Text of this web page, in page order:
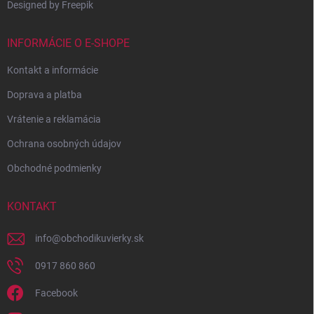
Designed by Freepik
INFORMÁCIE O E-SHOPE
Kontakt a informácie
Doprava a platba
Vrátenie a reklamácia
Ochrana osobných údajov
Obchodné podmienky
KONTAKT
info@obchodikuvierky.sk
0917 860 860
Facebook